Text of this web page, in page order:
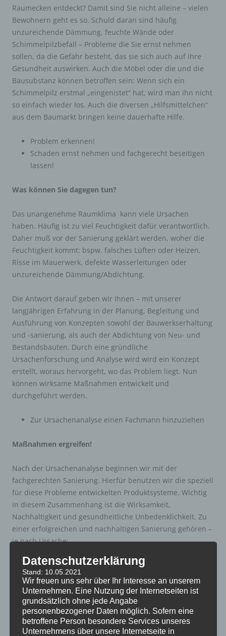
Raumecken entdeckt? Damit sind Sie nicht alleine – vielen
Bewohnern geht es so. Schuld daran sind häufig
unzureichende Dämmung, feuchte Wände oder
Schimmelpilzbefall – Probleme die Sie ernst nehmen
sollen, da die Gefahr besteht, das sie sich auch auf ihre
Gesundheit auswirken. Auch die Möbel oder die und die
Bausubstanz können betroffen sein: Wenn sich ein
Schimmelpilz erstmal „eingenistet“ hat, wird man ihn nicht
so einfach wieder los. Auch die diversen „Hilfsmittelchen“
aus dem Baumarkt bringen keine dauerhafte Hilfe.
Problem erkennen!
Schaden ernst nehmen und fachgerecht beseitigen
lassen!
Was können Sie dagegen tun?
Das unangenehme Raumklima kann viele Ursachen
haben. Häufig ist zu viel Feuchtigkeit dafür verantwortlich.
Daher muß vor der Sanierung geklärt werden, woher die
Feuchtigkeit kommt: bspw. falsches Lüften oder Heizen,
Risse im Mauerwerk, defekte Wasserleitungen oder
unzureichende Dämmung/Abdichtung.
Die Antwort darauf geben wir Ihnen – mit unserer
langjährigen Erfahrung in der Planung, Begleitung und
Ausführung von Konzepten sowohl der Bauwerkserhaltung
und -sanierung, als auch der Abdichtung von Neu- und
Bestandsbauten. Durch eine gründliche
Ursachenforschung und Analyse wird wird ein Konzept
erstellt, woraus hervorgeht, wo das Problem liegt. Nun
können wirksame Maßnahmen entwickelt und
durchgeführt werden.
Zur Ursachenanalyse einen Fachmann hinzuziehen
Maßnahmen ergreifen!
Nach der Ursachenanalyse beginnen wir mit der
fachgerechten Sanierung. Hierfür benutzen wir die speziell
für diese Probleme entwickelten Produktsysteme. Wichtig
in diesem Zusammenhang ist die Wirksamkeit,
Nachhaltigkeit und gesundheitliche Unbedenklichkeit. Zu
einer erfolgreichen und nachhaltigen Sanierung gehören –
je nach Ursache:
Untersuchung von Feuchteursachen
Schimmelpilzdesinfektion + Raumluftentkeimung
Beseitigung konstruktiver + dämmtechnischer Mängel
Abdichtung gegen eindringende + aufsteigende
Feuchtigkeit
Kondensatvermeidung + Feuchteregulierung
Datenschutzerklärung
Stand: 10.05.2021
Wir freuen uns sehr über Ihr Interesse an unserem
Unternehmen. Eine Nutzung der Internetseiten ist
grundsätzlich ohne jede Angabe
personenbezogener Daten möglich. Sofern eine
betroffene Person besondere Services unseres
Unternehmens über unsere Internetseite in